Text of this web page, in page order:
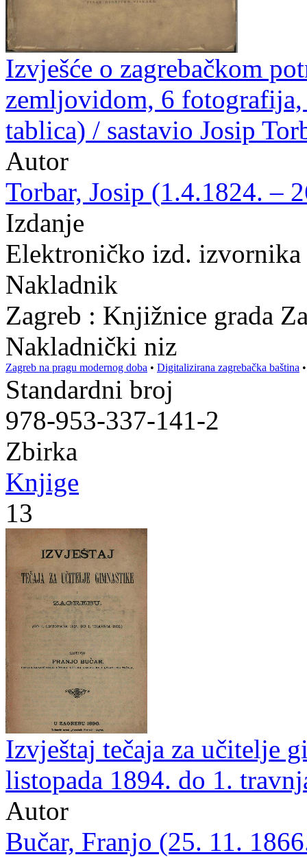
Izvješće o zagrebačkom
zemljovidom, 6
tablica) / sastavio Josip
Autor
Torbar, Josip (1.4.1824. –
Izdanje
Elektroničko izd.
Nakladnik
Zagreb : Knjižnice grada
Nakladnički niz
Zagreb na pragu modernog doba • Digitalizirana zagrebačka baština
Standardni broj
978-953-337-141-2
Zbirka
Knjige
13
Izvještaj tečaja za učitelje
listopada 1894. do 1.
Autor
Bučar, Franjo (25. 11.